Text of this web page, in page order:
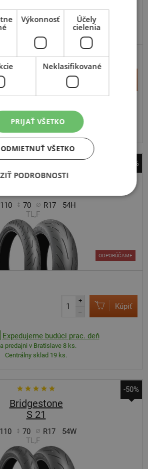
VENTIL
–
Expedujeme do 2 prac. dní
v Bratislave do 2 dní.
-50%
Bridgestone
110 70 R17
54H
TL,F
ODPORÚČAME
+
–
Kúpiť
Expedujeme budúci prac. deň
predajni v Bratislave 8 ks.
Centrálny sklad 19 ks.
-50%
Bridgestone
S 21
110 70 R17
54W
TL,F
Výkonnosť
Účely
cielenia
Neklasifikované
PRIJAŤ VŠETKO
ODMIETNUŤ VŠETKO
PODROBNOSTI